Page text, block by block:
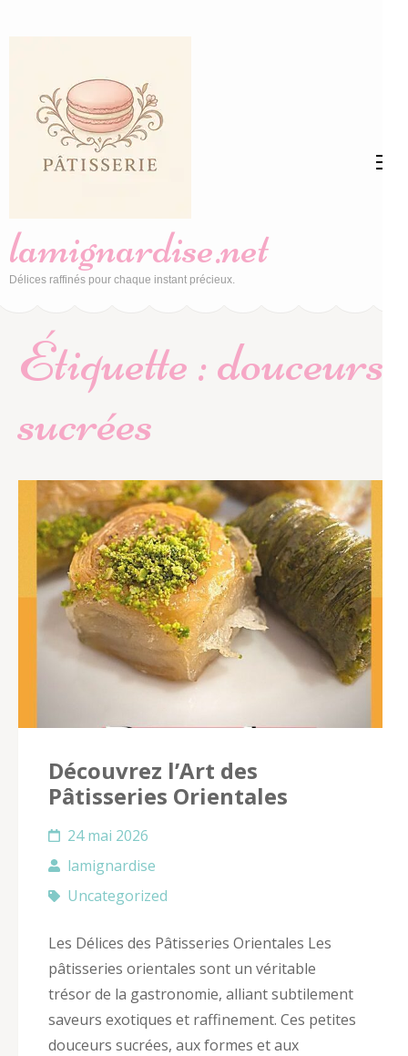
(Pressez
Entrée)
lamignardise.net
Délices raffinés pour chaque instant précieux.
Étiquette :douceurs
sucrées
Découvrez l’Art des
Pâtisseries Orientales
24 mai 2026
lamignardise
Uncategorized
Les Délices des Pâtisseries Orientales Les
pâtisseries orientales sont un véritable
trésor de la gastronomie, alliant subtilement
saveurs exotiques et raffinement. Ces petites
douceurs sucrées, aux formes et aux